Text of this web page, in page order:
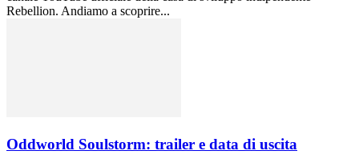
Rebellion. Andiamo a scoprire...
Oddworld Soulstorm: trailer e data di uscita